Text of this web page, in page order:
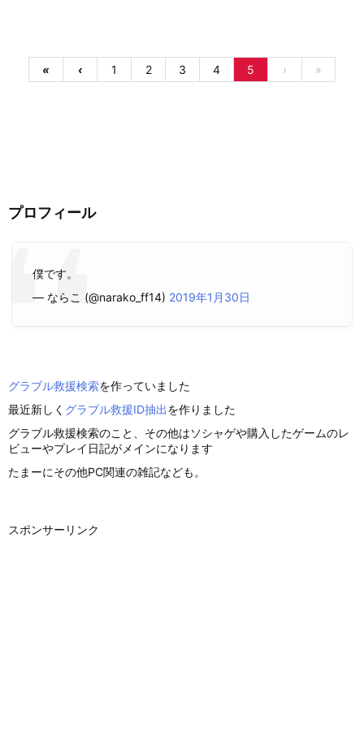
« ‹ 1 2 3 4 5 › »
プロフィール
僕です。
— ならこ (@narako_ff14) 2019年1月30日
グラブル救援検索を作っていました
最近新しく グラブル救援ID抽出を作りました
グラブル救援検索のこと、その他はソシャゲや購入したゲームのレ
ビューやプレイ日記がメインになります
たまーにその他PC関連の雑記なども。
スポンサーリンク